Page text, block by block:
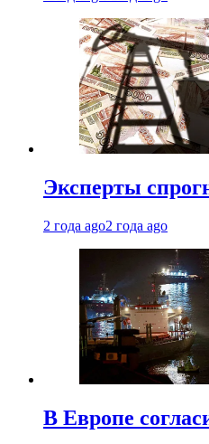
Эксперты
2 года ago2 года ago
В Европе